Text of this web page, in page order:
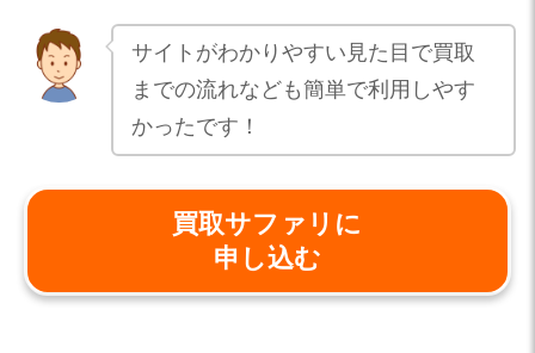
サイトがわかりやすい見た目で買取
までの流れなども簡単で利用しやす
かったです！
買取サファリに
申し込む